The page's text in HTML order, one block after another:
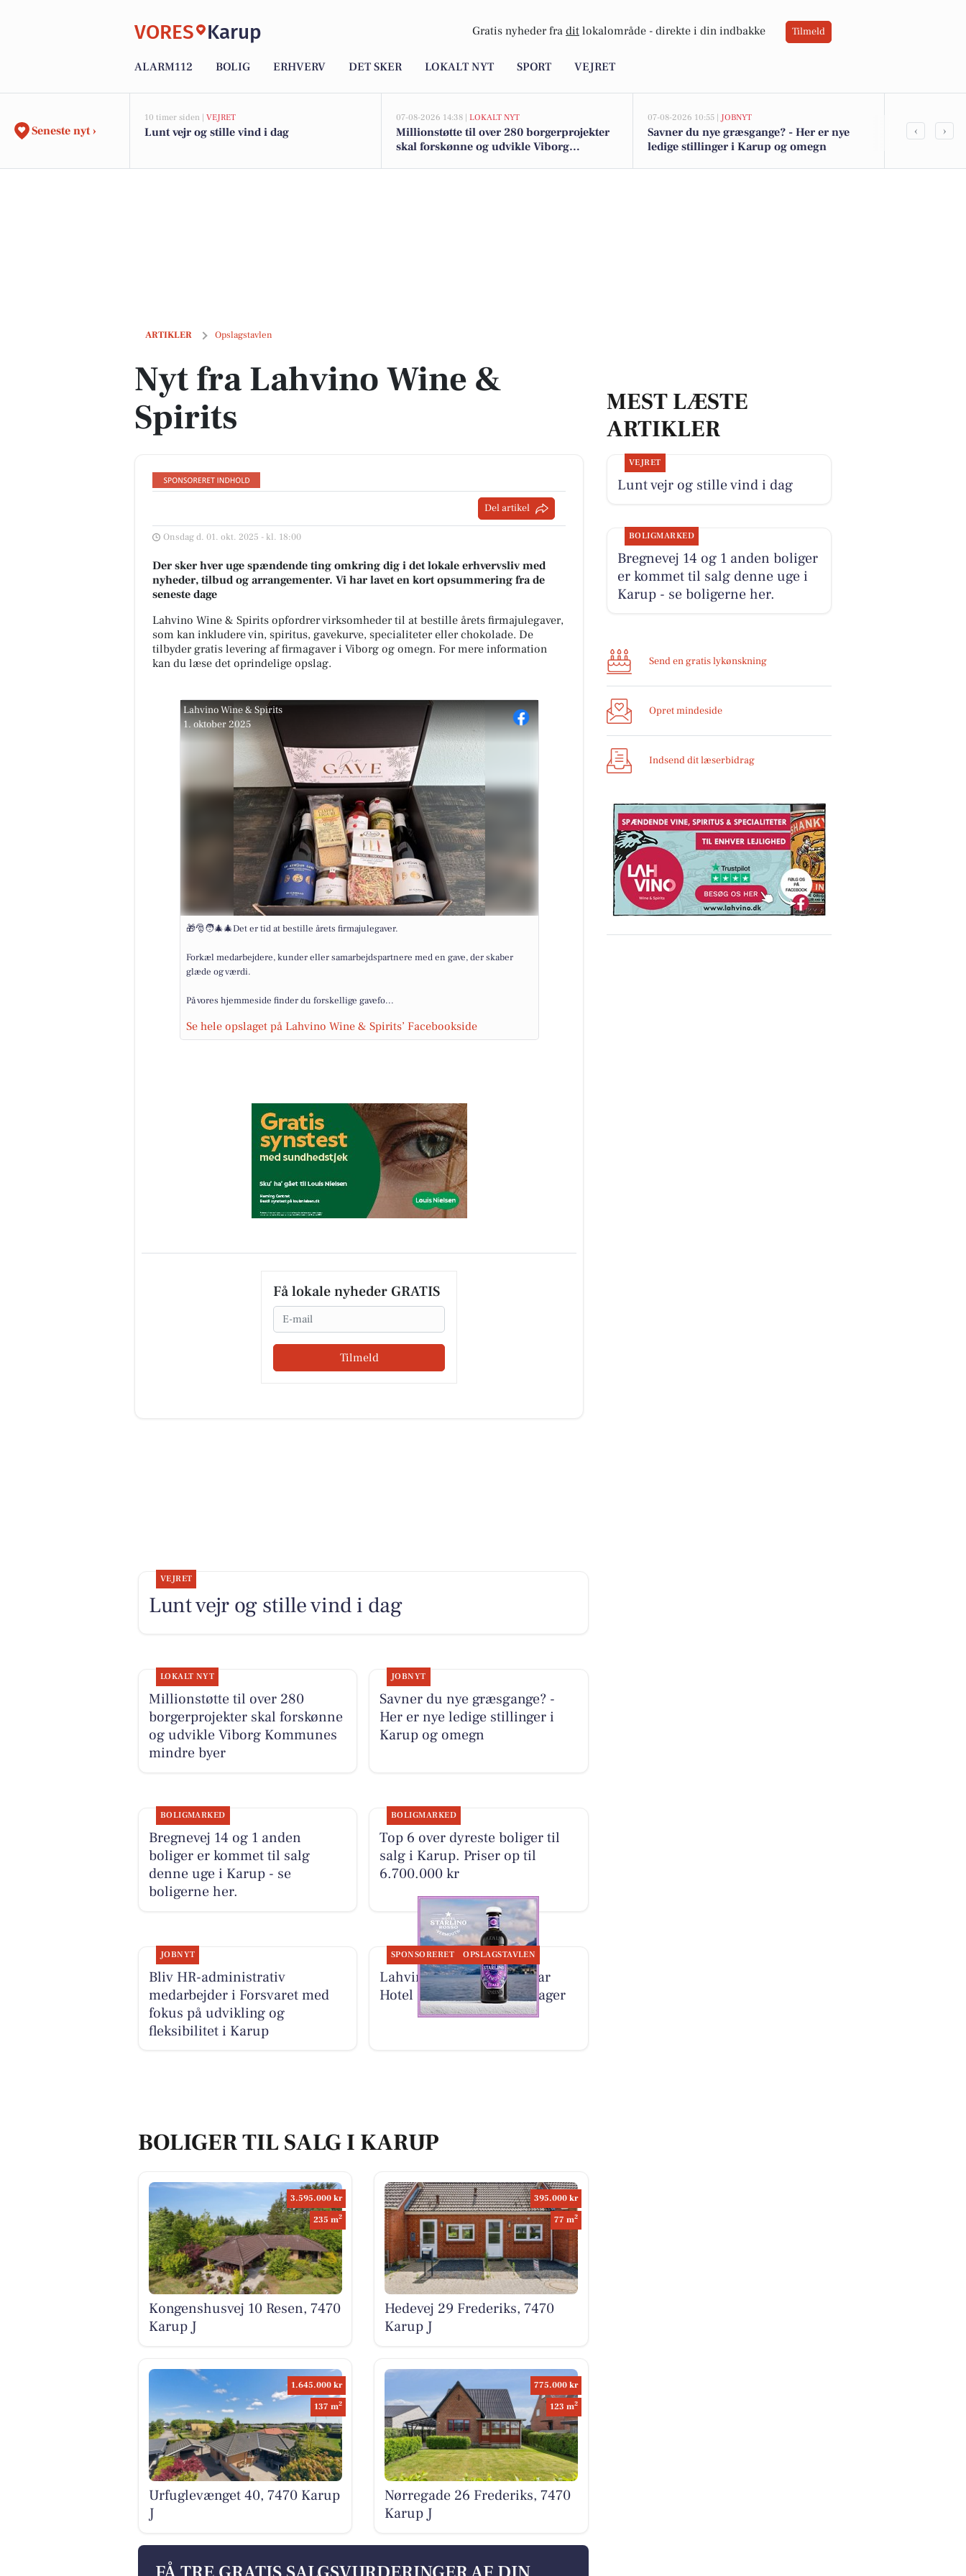
VORES Karup Gratis nyheder fra dit lokalområde - direkte i din indbakke Tilmeld
ALARM112 BOLIG ERHVERV DET SKER LOKALT NYT SPORT VEJRET
Seneste nyt ›
10 timer siden | VEJRET
Lunt vejr og stille vind i dag
07-08-2026 14:38 | LOKALT NYT
Millionstøtte til over 280 borgerprojekter
skal forskønne og udvikle Viborg
07-08-2026 10:55 | JOBNYT
Savner du nye græsgange? - Her er nye
ledige stillinger i Karup og omegn
Bregnevej
‹ ›
ARTIKLER Opslagstavlen
Nyt fra Lahvino Wine & Spirits
Nyt fra Lahvino Wine &
Spirits
Del artikel
Onsdag d. 01. okt. 2025 - kl. 18:00
Der sker hver uge spændende ting omkring dig i det lokale erhvervsliv med
nyheder, tilbud og arrangementer. Vi har lavet en kort opsummering fra de
seneste dage
Lahvino Wine & Spirits opfordrer virksomheder til at bestille årets firmajulegaver,
som kan inkludere vin, spiritus, gavekurve, specialiteter eller chokolade. De
tilbyder gratis levering af firmagaver i Viborg og omegn. For mere information
kan du læse det oprindelige opslag.
Lahvino Wine & Spirits
1. oktober 2025
🎁🎅🧑‍🎄🎄Det er tid at bestille årets firmajulegaver.
Forkæl medarbejdere, kunder eller samarbejdspartnere med en gave, der skaber
glæde og værdi.
På vores hjemmeside finder du forskellige gavefo...
Se hele opslaget på Lahvino Wine & Spirits’ Facebookside
Få lokale nyheder GRATIS
Email
Tilmeld
MEST LÆSTE
ARTIKLER
VEJRET
Lunt vejr og stille vind i dag
BOLIGMARKED
Bregnevej 14 og 1 anden boliger
er kommet til salg denne uge i
Karup - se boligerne her.
Send en gratis lykønskning
Opret mindeside
Indsend dit læserbidrag
VEJRET
Lunt vejr og stille vind i dag
LOKALT NYT
Millionstøtte til over 280
borgerprojekter skal forskønne
og udvikle Viborg Kommunes
mindre byer
JOBNYT
Savner du nye græsgange? -
Her er nye ledige stillinger i
Karup og omegn
BOLIGMARKED
Bregnevej 14 og 1 anden
boliger er kommet til salg
denne uge i Karup - se
boligerne her.
BOLIGMARKED
Top 6 over dyreste boliger til
salg i Karup. Priser op til
6.700.000 kr
JOBNYT
Bliv HR-administrativ
medarbejder i Forsvaret med
fokus på udvikling og
fleksibilitet i Karup
SPONSORERET OPSLAGSTAVLEN
Lahvino Wine & Spirits har
Hotel Starlino tilbage på lager
BOLIGER TIL SALG I KARUP
3.595.000 kr
235 m2
Kongenshusvej 10 Resen, 7470
Karup J
395.000 kr
77 m2
Hedevej 29 Frederiks, 7470
Karup J
1.645.000 kr
137 m2
Urfuglevænget 40, 7470 Karup
J
775.000 kr
123 m2
Nørregade 26 Frederiks, 7470
Karup J